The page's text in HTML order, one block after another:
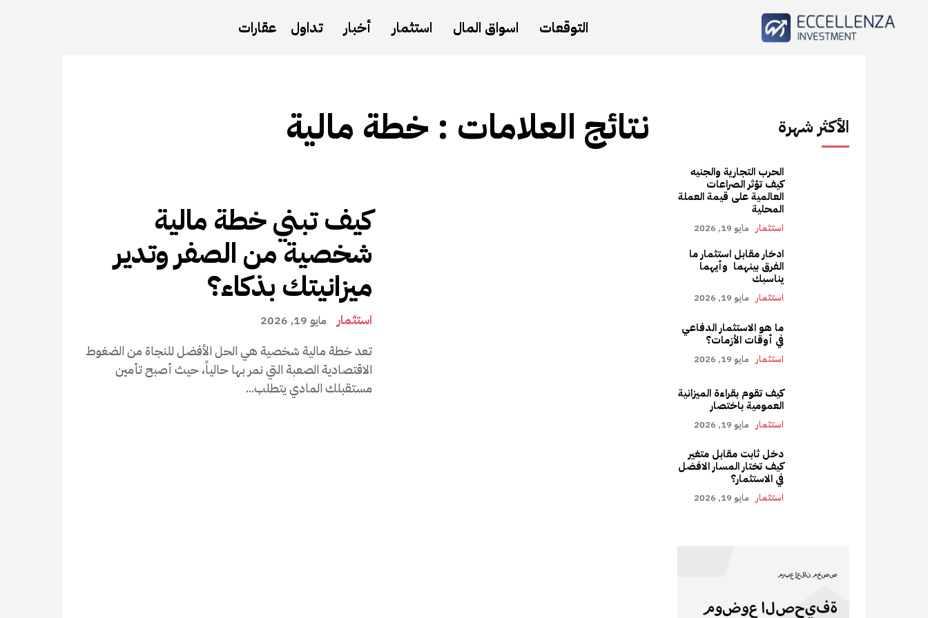
التوقعات اسواق المال استثمار أخبار تداول عقارات
نتائج العلامات : خطة مالية
كيف تبني خطة مالية
شخصية من الصفر وتدير
ميزانيتك بذكاء؟
استثمار مايو 19, 2026
تعد خطة مالية شخصية هي الحل الأفضل للنجاة من الضغوط
الاقتصادية الصعبة التي نمر بها حالياً، حيث أصبح تأمين
مستقبلك المادي يتطلب...
الأكثر شهرة
الحرب التجارية والجنيه
كيف تؤثر الصراعات
العالمية على قيمة العملة
المحلية
استثمار مايو 19, 2026
ادخار مقابل استثمار ما
الفرق بينهما وأيهما
يناسبك
استثمار مايو 19, 2026
ما هو الاستثمار الدفاعي
في أوقات الأزمات؟
استثمار مايو 19, 2026
كيف تقوم بقراءة الميزانية
العمومية باختصار
استثمار مايو 19, 2026
دخل ثابت مقابل متغير
كيف تختار المسار الافضل
في الاستثمار؟
استثمار مايو 19, 2026